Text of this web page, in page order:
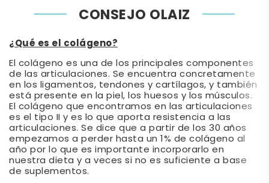
CONSEJO OLAIZ
¿Qué es el colágeno?
El colágeno es una de los principales componentes
de las articulaciones. Se encuentra concretamente
en los ligamentos, tendones y cartílagos, y también
está presente en la piel, los huesos y los músculos.
El colágeno que encontramos en las articulaciones
es el tipo II y es lo que aporta resistencia a las
articulaciones. Se dice que a partir de los 30 años
empezamos a perder hasta un 1% de colágeno al
año por lo que es importante incorporarlo en
nuestra dieta y a veces si no es suficiente a base
de suplementos.